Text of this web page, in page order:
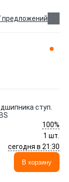
предложений
ступ.
100%
1 шт.
сегодня в 21:30
В корзину